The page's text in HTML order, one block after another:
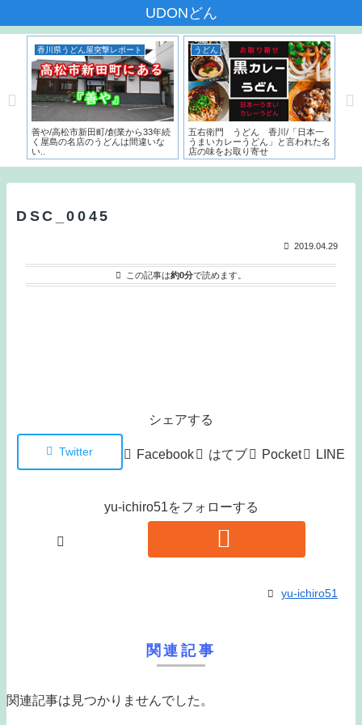
UDONどん
香川県うどん屋突撃レポート
善や/高松市新田町/創業から33年続
く屋島の名店のうどんは間違いな
い..
うどん
五右衛門 うどん 香川/「日本一
うまいカレーうどん」と言われた名
店の味をお取り寄せ
DSC_0045
2019.04.29
この記事は約0分で読めます。
シェアする
Twitter Facebook はてブ Pocket LINE
yu-ichiro51をフォローする
yu-ichiro51
関連記事
関連記事は見つかりませんでした。